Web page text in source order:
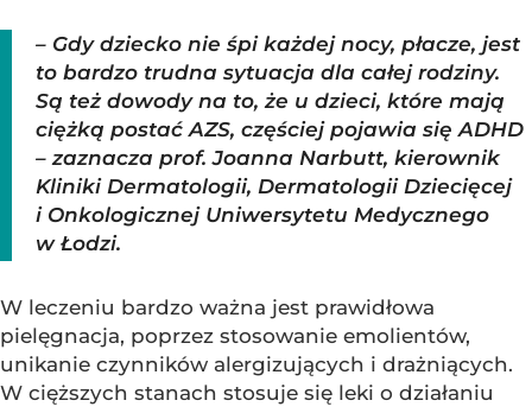
– Gdy dziecko nie śpi każdej nocy, płacze, jest
to bardzo trudna sytuacja dla całej rodziny.
Są też dowody na to, że u dzieci, które mają
ciężką postać AZS, częściej pojawia się ADHD
– zaznacza prof. Joanna Narbutt, kierownik
Kliniki Dermatologii, Dermatologii Dziecięcej
i Onkologicznej Uniwersytetu Medycznego
w Łodzi.
W leczeniu bardzo ważna jest prawidłowa
pielęgnacja, poprzez stosowanie emolientów,
unikanie czynników alergizujących i drażniących.
W cięższych stanach stosuje się leki o działaniu